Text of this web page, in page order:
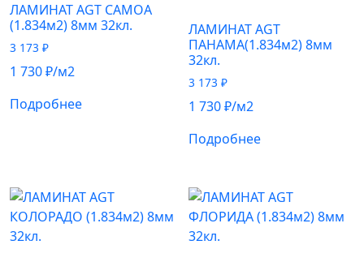
ЛАМИНАТ AGT САМОА
(1.834м2) 8мм 32кл.
3 173 ₽
1 730₽/м2
Подробнее
ЛАМИНАТ AGT
ПАНАМА(1.834м2) 8мм
32кл.
3 173₽
1 730₽/м2
Подробнее